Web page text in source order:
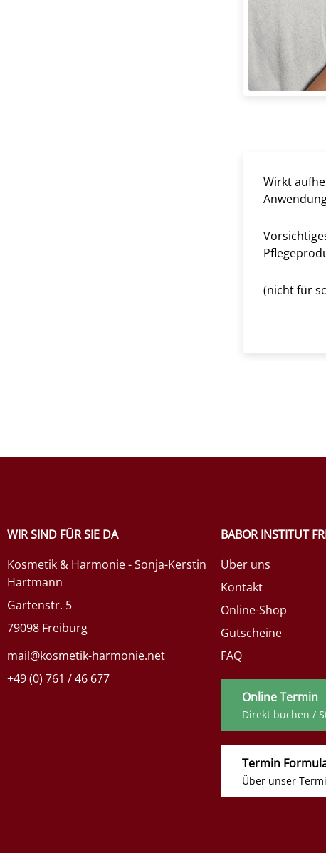
Wirkt
(nicht für
WIR SIND FÜR SIE DA
Kosmetik & Harmonie - Sonja-Kerstin
Hartmann
Gartenstr. 5
79098 Freiburg
mail@kosmetik-harmonie.net
+49 (0) 761 / 46 677
BABOR INSTITUT
Über uns
Kontakt
Online-Shop
Gutscheine
FAQ
Online Termin
Direkt buchen /
Termin
Über unser